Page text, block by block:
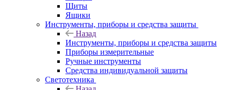
Щиты
Ящики
Инструменты, приборы и средства защиты
Назад
Инструменты, приборы и средства защиты
Приборы измерительные
Ручные инструменты
Средства индивидуальной защиты
Светотехника